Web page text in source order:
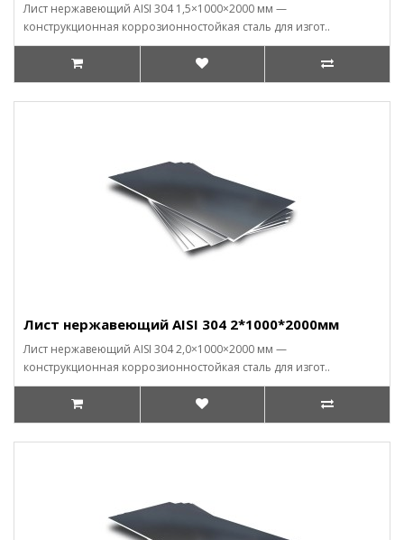
Лист нержавеющий AISI 304 1,5×1000×2000 мм —
конструкционная коррозионностойкая сталь для изгот..
Лист нержавеющий AISI 304 2*1000*2000мм
Лист нержавеющий AISI 304 2,0×1000×2000 мм —
конструкционная коррозионностойкая сталь для изгот..